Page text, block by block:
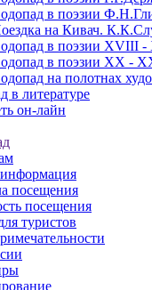
в поэзии
на Кивач.
в поэзии XVIII -
в поэзии XX -
на полотнах
в литературе
он-лайн
посещения
посещения
туристов